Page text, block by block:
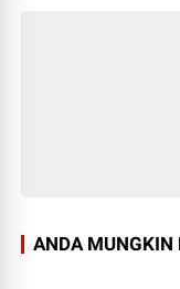
ANDA MUNGKIN